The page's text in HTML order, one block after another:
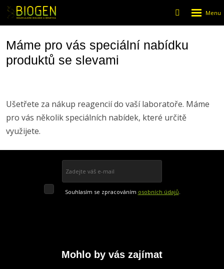
Vyhledávání
menu
Máme pro vás speciální nabídku
produktů se slevami
Ušetřete za nákup reagencií do vaší laboratoře. Máme
pro vás několik speciálních nabídek, které určitě
využijete.
se
Souhlasím se zpracováním osobních údajů.
odeslat.
Mohlo by vás zajímat